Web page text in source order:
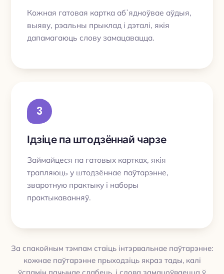
Кожная гатовая картка абʼядноўвае аўдыя,
выяву, рэальны прыклад і дэталі, якія
дапамагаюць слову замацавацца.
3
Ідзіце па штодзённай чарзе
Займайцеся па гатовых картках, якія
трапляюць у штодзённае паўтарэнне,
зваротную практыку і наборы
практыкаванняў.
За спакойным тэмпам стаіць інтэрвальнае паўтарэнне:
кожнае паўтарэнне прыходзіць якраз тады, калі